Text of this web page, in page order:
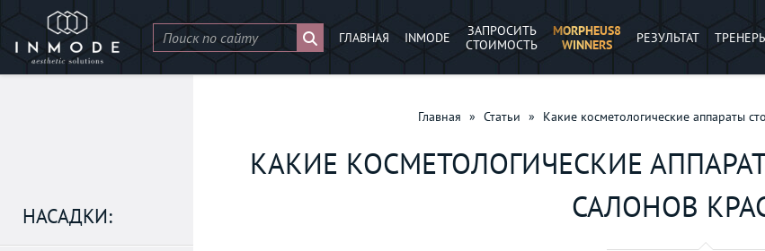
ГЛАВНАЯ INMODE
ЗАПРОСИТЬ
СТОИМОСТЬ
MORPHEUS8
WINNERS
РЕЗУЛЬТАТ
НАСАДКИ:
Главная » Статьи » Какие косметологические аппараты
КАКИЕ КОСМЕТОЛОГИЧЕСКИЕ
САЛОНОВ